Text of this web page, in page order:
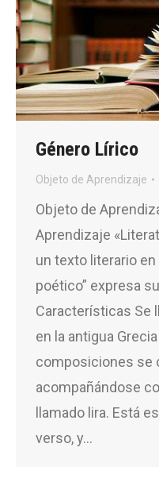
Género Lírico
Objeto de Aprendizaje
Objeto de
Aprendizaje
un texto literario en
poético” expresa
Características Se
en la antigua
composiciones se
acompañándose
llamado lira. Está
verso, y…